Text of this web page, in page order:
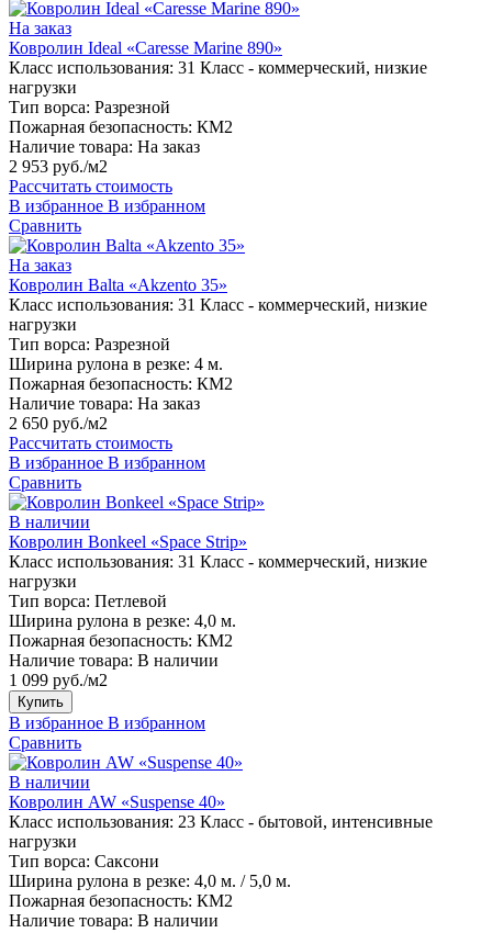
На заказ
Ковролин Ideal «Caresse Marine 890»
Класс использования: 31 Класс - коммерческий, низкие
нагрузки
Тип ворса: Разрезной
Пожарная безопасность: КМ2
Наличие товара: На заказ
2 953 руб./м2
Рассчитать стоимость
В избранное В избранном
Сравнить
На заказ
Ковролин Balta «Akzento 35»
Класс использования: 31 Класс - коммерческий, низкие
нагрузки
Тип ворса: Разрезной
Ширина рулона в резке: 4 м.
Пожарная безопасность: КМ2
Наличие товара: На заказ
2 650 руб./м2
Рассчитать стоимость
В избранное В избранном
Сравнить
В наличии
Ковролин Bonkeel «Space Strip»
Класс использования: 31 Класс - коммерческий, низкие
нагрузки
Тип ворса: Петлевой
Ширина рулона в резке: 4,0 м.
Пожарная безопасность: КМ2
Наличие товара: В наличии
1 099 руб./м2
Купить
В избранное В избранном
Сравнить
В наличии
Ковролин AW «Suspense 40»
Класс использования: 23 Класс - бытовой, интенсивные
нагрузки
Тип ворса: Саксони
Ширина рулона в резке: 4,0 м. / 5,0 м.
Пожарная безопасность: КМ2
Наличие товара: В наличии